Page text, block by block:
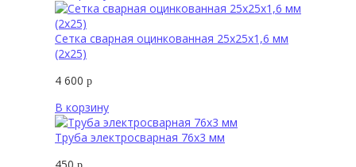
Сетка сварная оцинкованная 25х25х1,6 мм
(2х25)
4 600 р
В корзину
Труба электросварная 76х3 мм
450 р